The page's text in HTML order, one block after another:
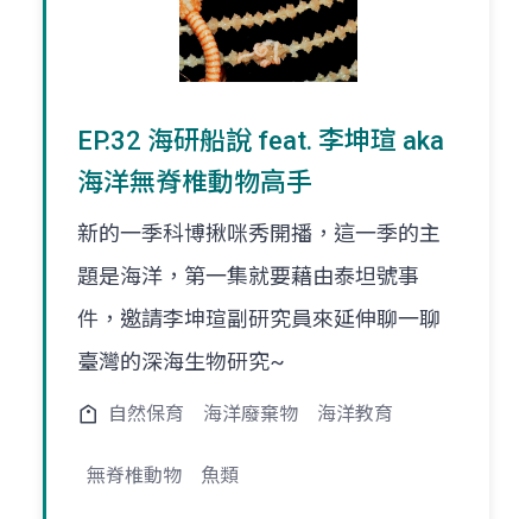
EP.32 海研船說 feat. 李坤瑄 aka
海洋無脊椎動物高手
新的一季科博揪咪秀開播，這一季的主
題是海洋，第一集就要藉由泰坦號事
件，邀請李坤瑄副研究員來延伸聊一聊
臺灣的深海生物研究~
自然保育 海洋廢棄物 海洋教育
無脊椎動物 魚類